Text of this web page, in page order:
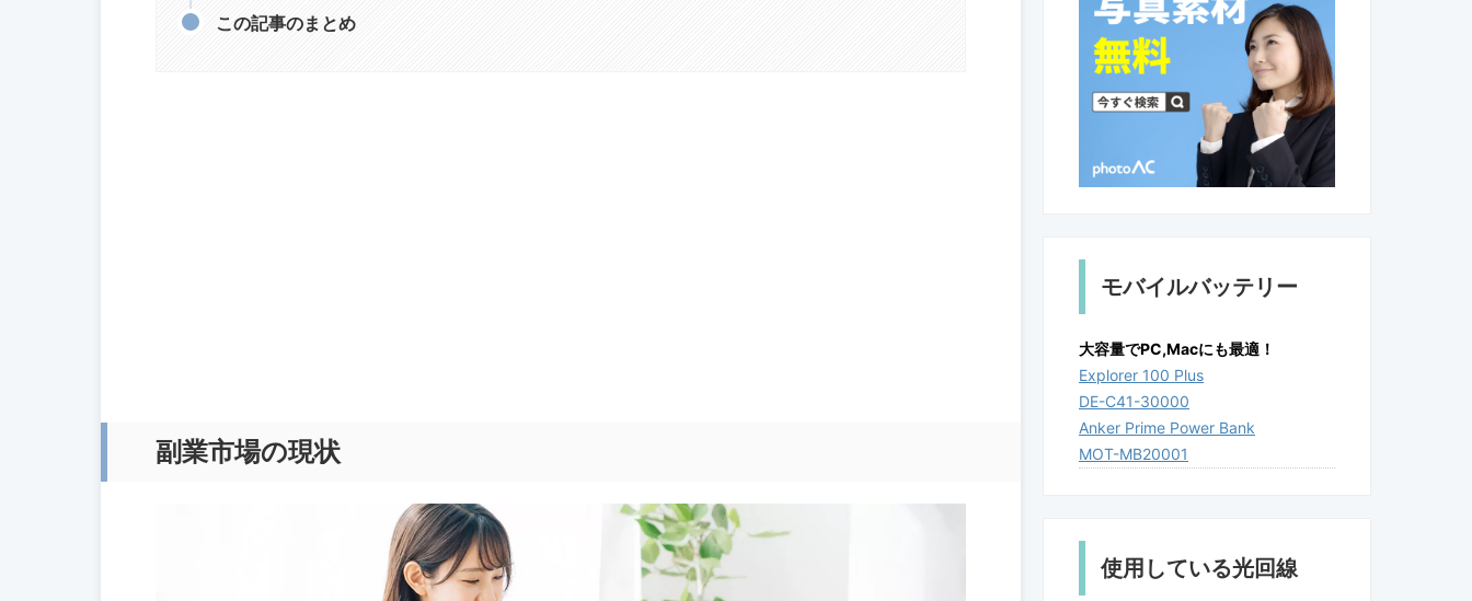
この記事のまとめ
副業市場の現状
モバイルバッテリー
大容量でPC,Macにも最適！
Explorer 100 Plus
DE-C41-30000
Anker Prime Power Bank
MOT-MB20001
使用している光回線